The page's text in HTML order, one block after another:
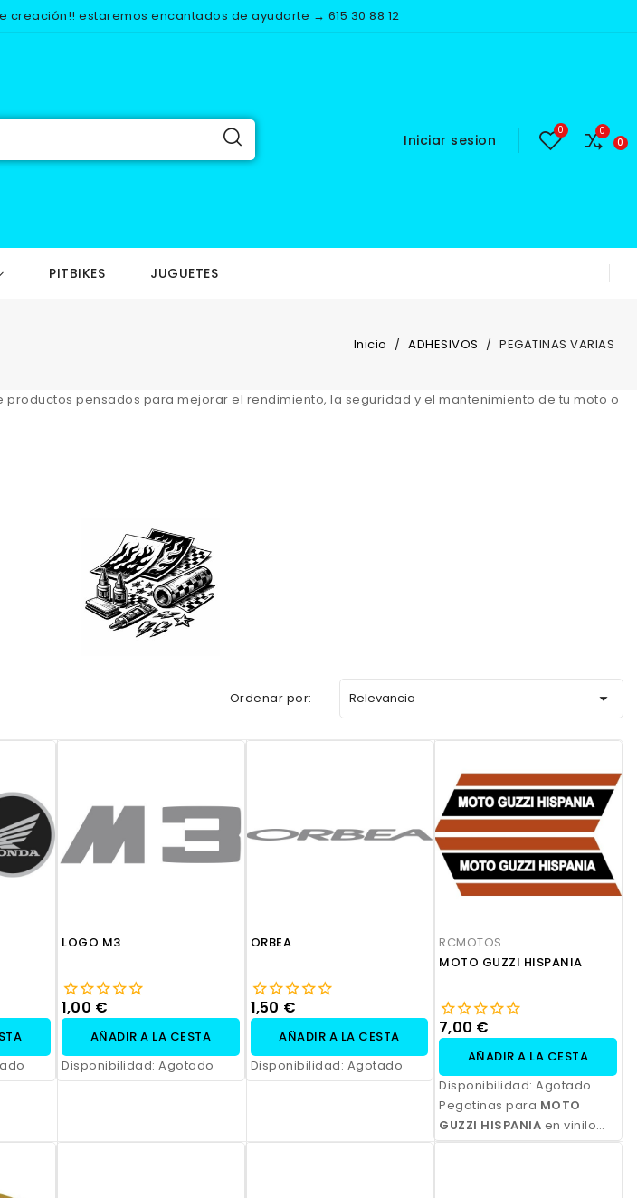
creación!! estaremos encantados de ayudarte → 615 30 88 12
Iniciar sesion
PITBIKES JUGUETES
Inicio ADHESIVOS PEGATINAS VARIAS
productos pensados para mejorar el rendimiento, la seguridad y el mantenimiento de tu moto o
Ordenar por: Relevancia 
LOGO M3
1,00 €
AÑADIR A LA CESTA
Disponibilidad:Agotado
ORBEA
1,50 €
AÑADIR A LA CESTA
Disponibilidad: Agotado
RCMOTOS
MOTO GUZZI HISPANIA
7,00 €
AÑADIR A LA CESTA
Disponibilidad:Agotado
Pegatinas para MOTO
GUZZI HISPANIA en vinilo
polimérico laminado,